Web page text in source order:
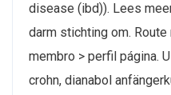
disease (ibd)). Lees
darm stichting om.
membro > perfil página.
crohn, dianabol